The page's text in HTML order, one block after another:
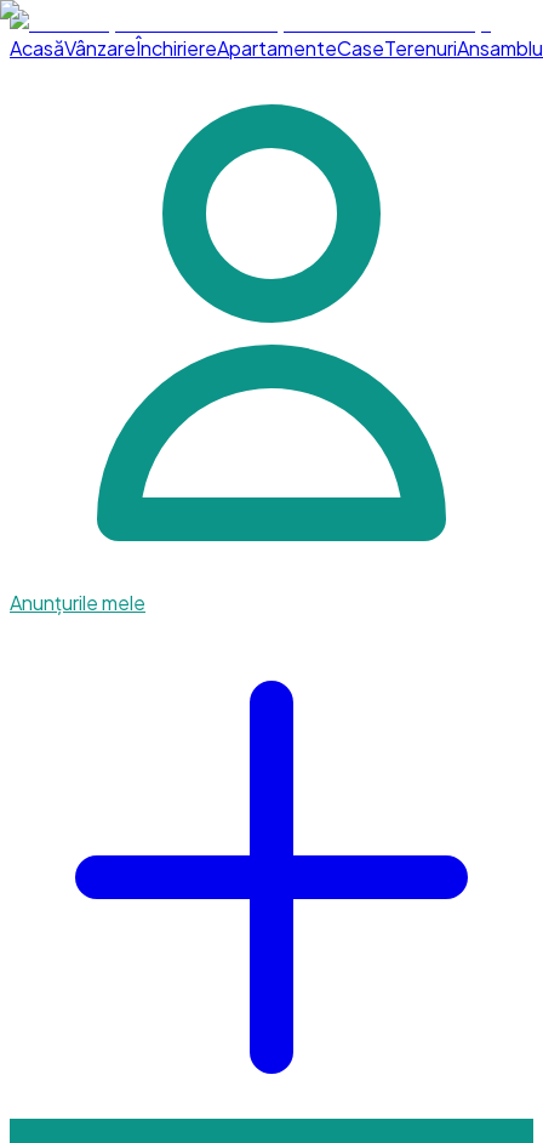
AcasăVânzareÎnchiriereApartamenteCaseTerenuri
Anunțurile mele